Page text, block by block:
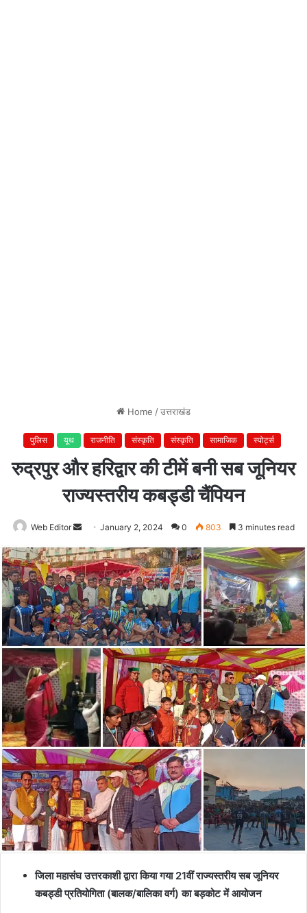
Home /उत्तराखंड
पुलिस यूथ राजनीति संस्कृति संस्कृति सामाजिक स्पोर्ट्स
रुद्रपुर और हरिद्वार की टीमें बनी सब जूनियर
राज्यस्तरीय कबड्डी चैंपियन
Web Editor
Send
email
January 2, 2024 0 803 3 minutes read
जिला महासंघ उत्तरकाशी द्वारा किया गया 21वीं राज्यस्तरीय सब जूनियर
कबड्डी प्रतियोगिता (बालक/बालिका वर्ग) का बड़कोट में आयोजन